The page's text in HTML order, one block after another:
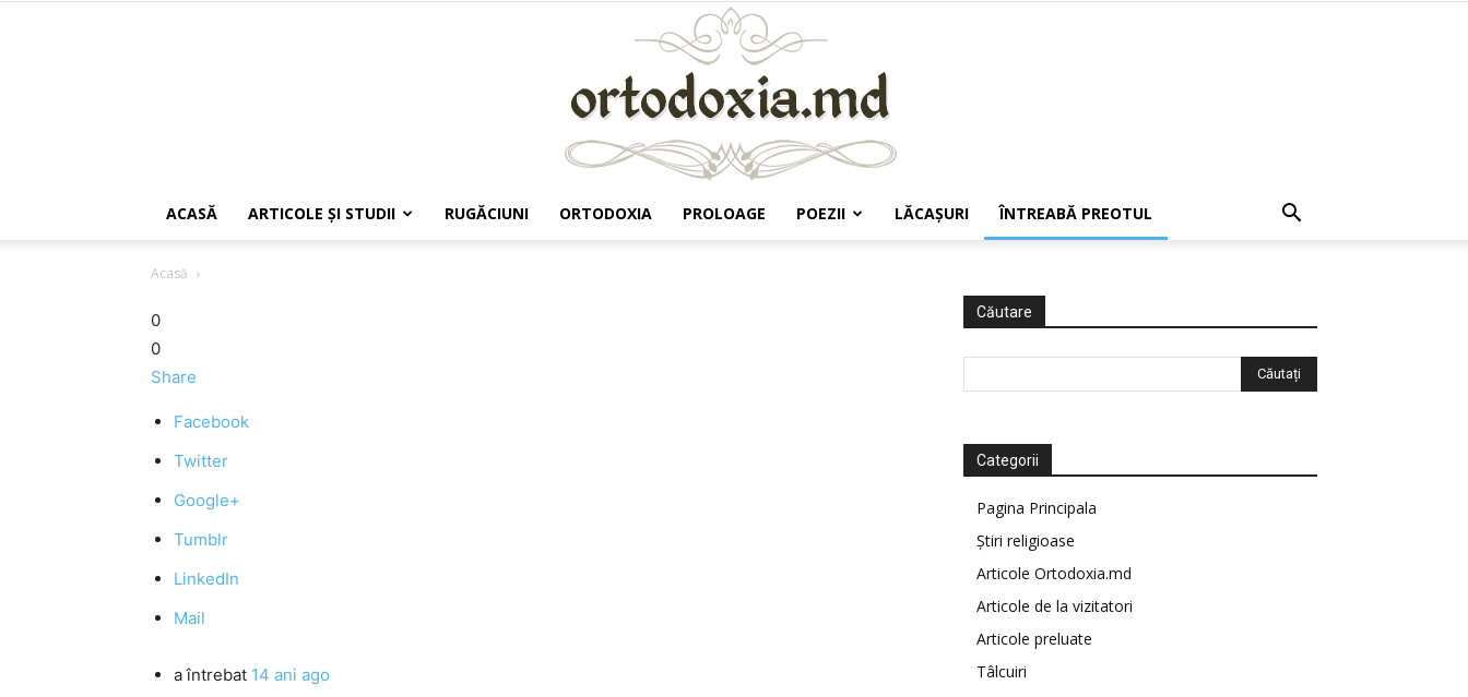
ACASĂ ARTICOLE ŞI STUDII RUGĂCIUNI ORTODOXIA PROLOAGE POEZII LĂCAŞURI ÎNTREABĂ PREOTUL
Acasă
0
0
Share
Facebook
Twitter
Google+
Tumblr
LinkedIn
Mail
a întrebat 14 ani ago
Căutare
Categorii
Pagina Principala
Știri religioase
Articole Ortodoxia.md
Articole de la vizitatori
Articole preluate
Tâlcuiri